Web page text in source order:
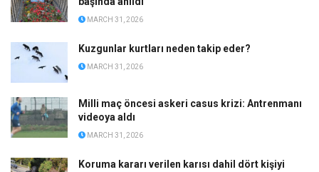
MARCH 31, 2026
Kuzgunlar kurtları neden takip eder?
MARCH 31, 2026
Milli maç öncesi askeri casus krizi: Antrenmanı
videoya aldı
MARCH 31, 2026
Koruma kararı verilen karısı dahil dört kişiyi